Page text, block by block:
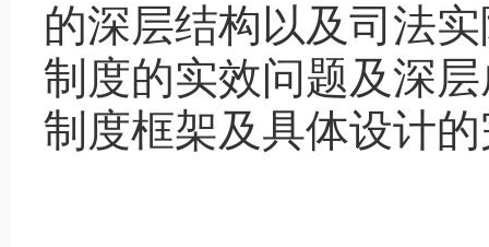
的深层结构以及司法
制度的实效问题及深
制度框架及具体设计